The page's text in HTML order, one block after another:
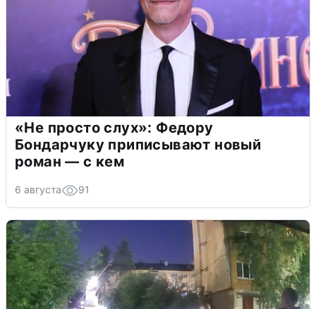
«Не просто слух»: Федору
Бондарчуку приписывают новый
роман — с кем
6 августа 91